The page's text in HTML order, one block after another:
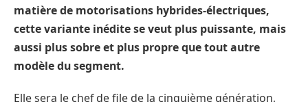
matière de motorisations hybrides-électriques,
cette variante inédite se veut plus puissante, mais
aussi plus sobre et plus propre que tout autre
modèle du segment.
Elle sera le chef de file de la cinquième génération,